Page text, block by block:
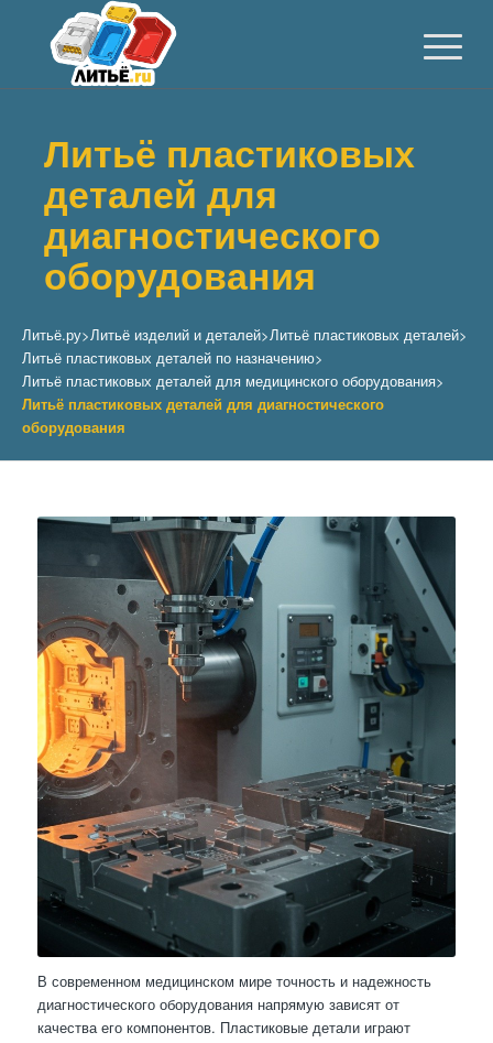
Литьё пластиковых
деталей для
диагностического
оборудования
Литьё.ру>Литьё изделий и деталей>Литьё пластиковых деталей>
Литьё пластиковых деталей по назначению>
Литьё пластиковых деталей для медицинского оборудования>
Литьё пластиковых деталей для диагностического
оборудования
В современном медицинском мире точность и надежность
диагностического оборудования напрямую зависят от
качества его компонентов. Пластиковые детали играют